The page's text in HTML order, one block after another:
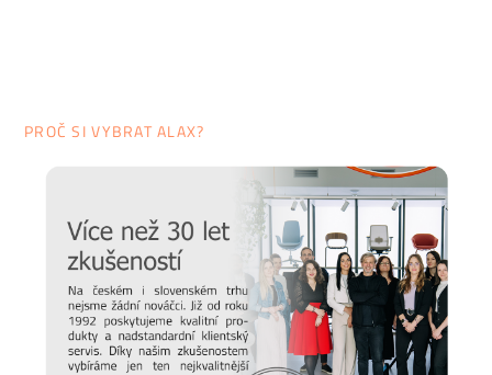
Prodlužte životnost nábytku
Chtěli bychom, aby vám nábytek sloužit co nejdéle. Protože
víme, že důležitou roli v jeho odolnosti hraje správná údržba,
připravili jsme pro vás několiktipů a doporučení, jak se
starat o různé typy povrchu a čemu se naopak vyvarovat >>
péče o nábytek.
PROČ SI VYBRAT ALAX?